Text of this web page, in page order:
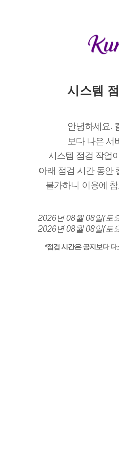
시스템
안녕하세요.
보다 나은 서
시스템 점검 작업
아래 점검 시간 동안
불가하니 이용에
2026년 08월 08일(토
2026년 08월 08일(토
*점검 시간은 공지보다